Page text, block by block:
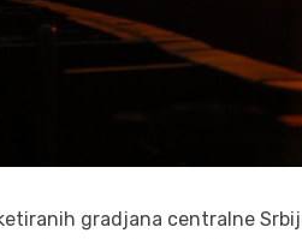
gradjana centralne